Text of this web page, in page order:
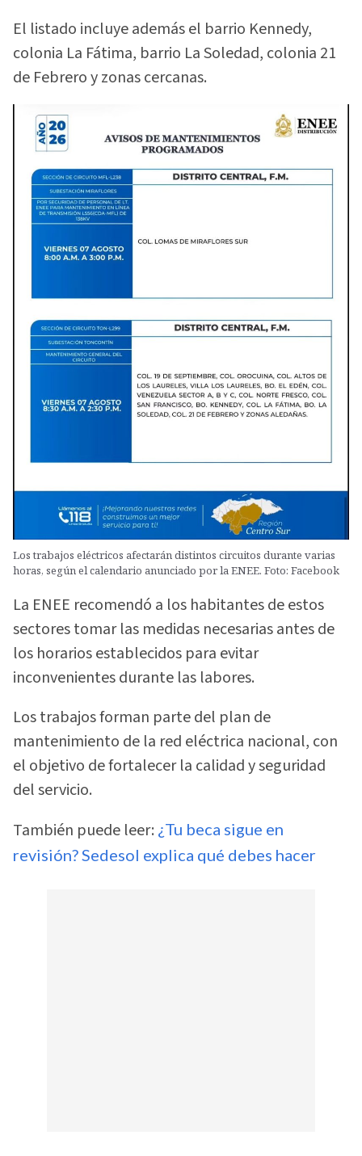
El listado incluye además el barrio Kennedy,
colonia La Fátima, barrio La Soledad, colonia 21
de Febrero y zonas cercanas.
Los trabajos eléctricos afectarán distintos circuitos durante varias
horas, según el calendario anunciado por la ENEE. Foto: Facebook
La ENEE recomendó a los habitantes de estos
sectores tomar las medidas necesarias antes de
los horarios establecidos para evitar
inconvenientes durante las labores.
Los trabajos forman parte del plan de
mantenimiento de la red eléctrica nacional, con
el objetivo de fortalecer la calidad y seguridad
del servicio.
También puede leer: ¿Tu beca sigue en
revisión? Sedesol explica qué debes hacer